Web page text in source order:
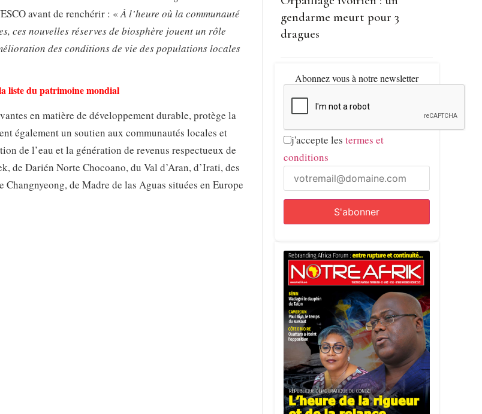
avant de renchérir : «À l’heure où la communauté
ces nouvelles réserves de biosphère jouent un rôle
des conditions de vie des populations locales
liste du patrimoine mondial
en matière de développement durable, protège la
également un soutien aux communautés locales et
de l’eau et la génération de revenus respectueux de
de Darién Norte Chocoano, du Val d’Aran, d’Irati, des
de Madre de las Aguas situées en Europe
gendarme meurt pour 3
dragues
Abonnez vous à notre newsletter
j'accepte les termes et
conditions